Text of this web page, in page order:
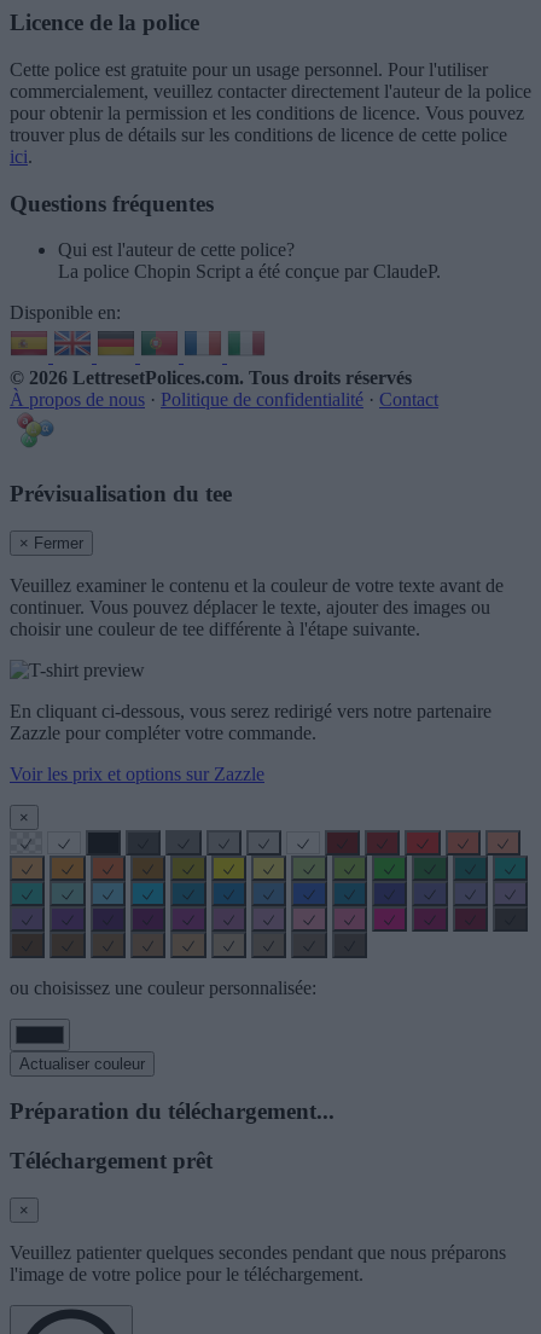
Licence de la police
Cette police est gratuite pour un usage personnel. Pour l'utiliser
commercialement, veuillez contacter directement l'auteur de la police
pour obtenir la permission et les conditions de licence. Vous pouvez
trouver plus de détails sur les conditions de licence de cette police
ici.
Questions fréquentes
Qui est l'auteur de cette police?
La police Chopin Script a été conçue par ClaudeP.
Disponible en:
© 2026 LettresetPolices.com. Tous droits réservés
À propos de nous · Politique de confidentialité · Contact
Prévisualisation du tee
× Fermer
Veuillez examiner le contenu et la couleur de votre texte avant de
continuer. Vous pouvez déplacer le texte, ajouter des images ou
choisir une couleur de tee différente à l'étape suivante.
En cliquant ci-dessous, vous serez redirigé vers notre partenaire
Zazzle pour compléter votre commande.
Voir les prix et options sur Zazzle
×
ou choisissez une couleur personnalisée:
Actualiser couleur
Préparation du téléchargement...
Téléchargement prêt
×
Veuillez patienter quelques secondes pendant que nous préparons
l'image de votre police pour le téléchargement.